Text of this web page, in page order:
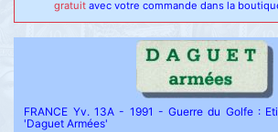
gratuit avec votre commande dans la
FRANCE Yv. 13A - 1991 - Guerre du Golfe :
'Daguet Armées'